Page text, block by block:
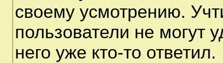
своему усмотрению.
пользователи не могут
него уже кто-то ответил.